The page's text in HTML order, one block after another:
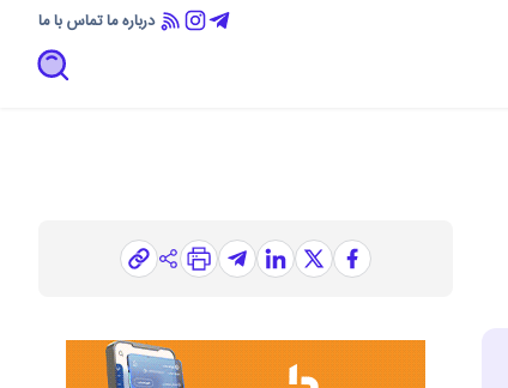
درباره ماتماس با ما